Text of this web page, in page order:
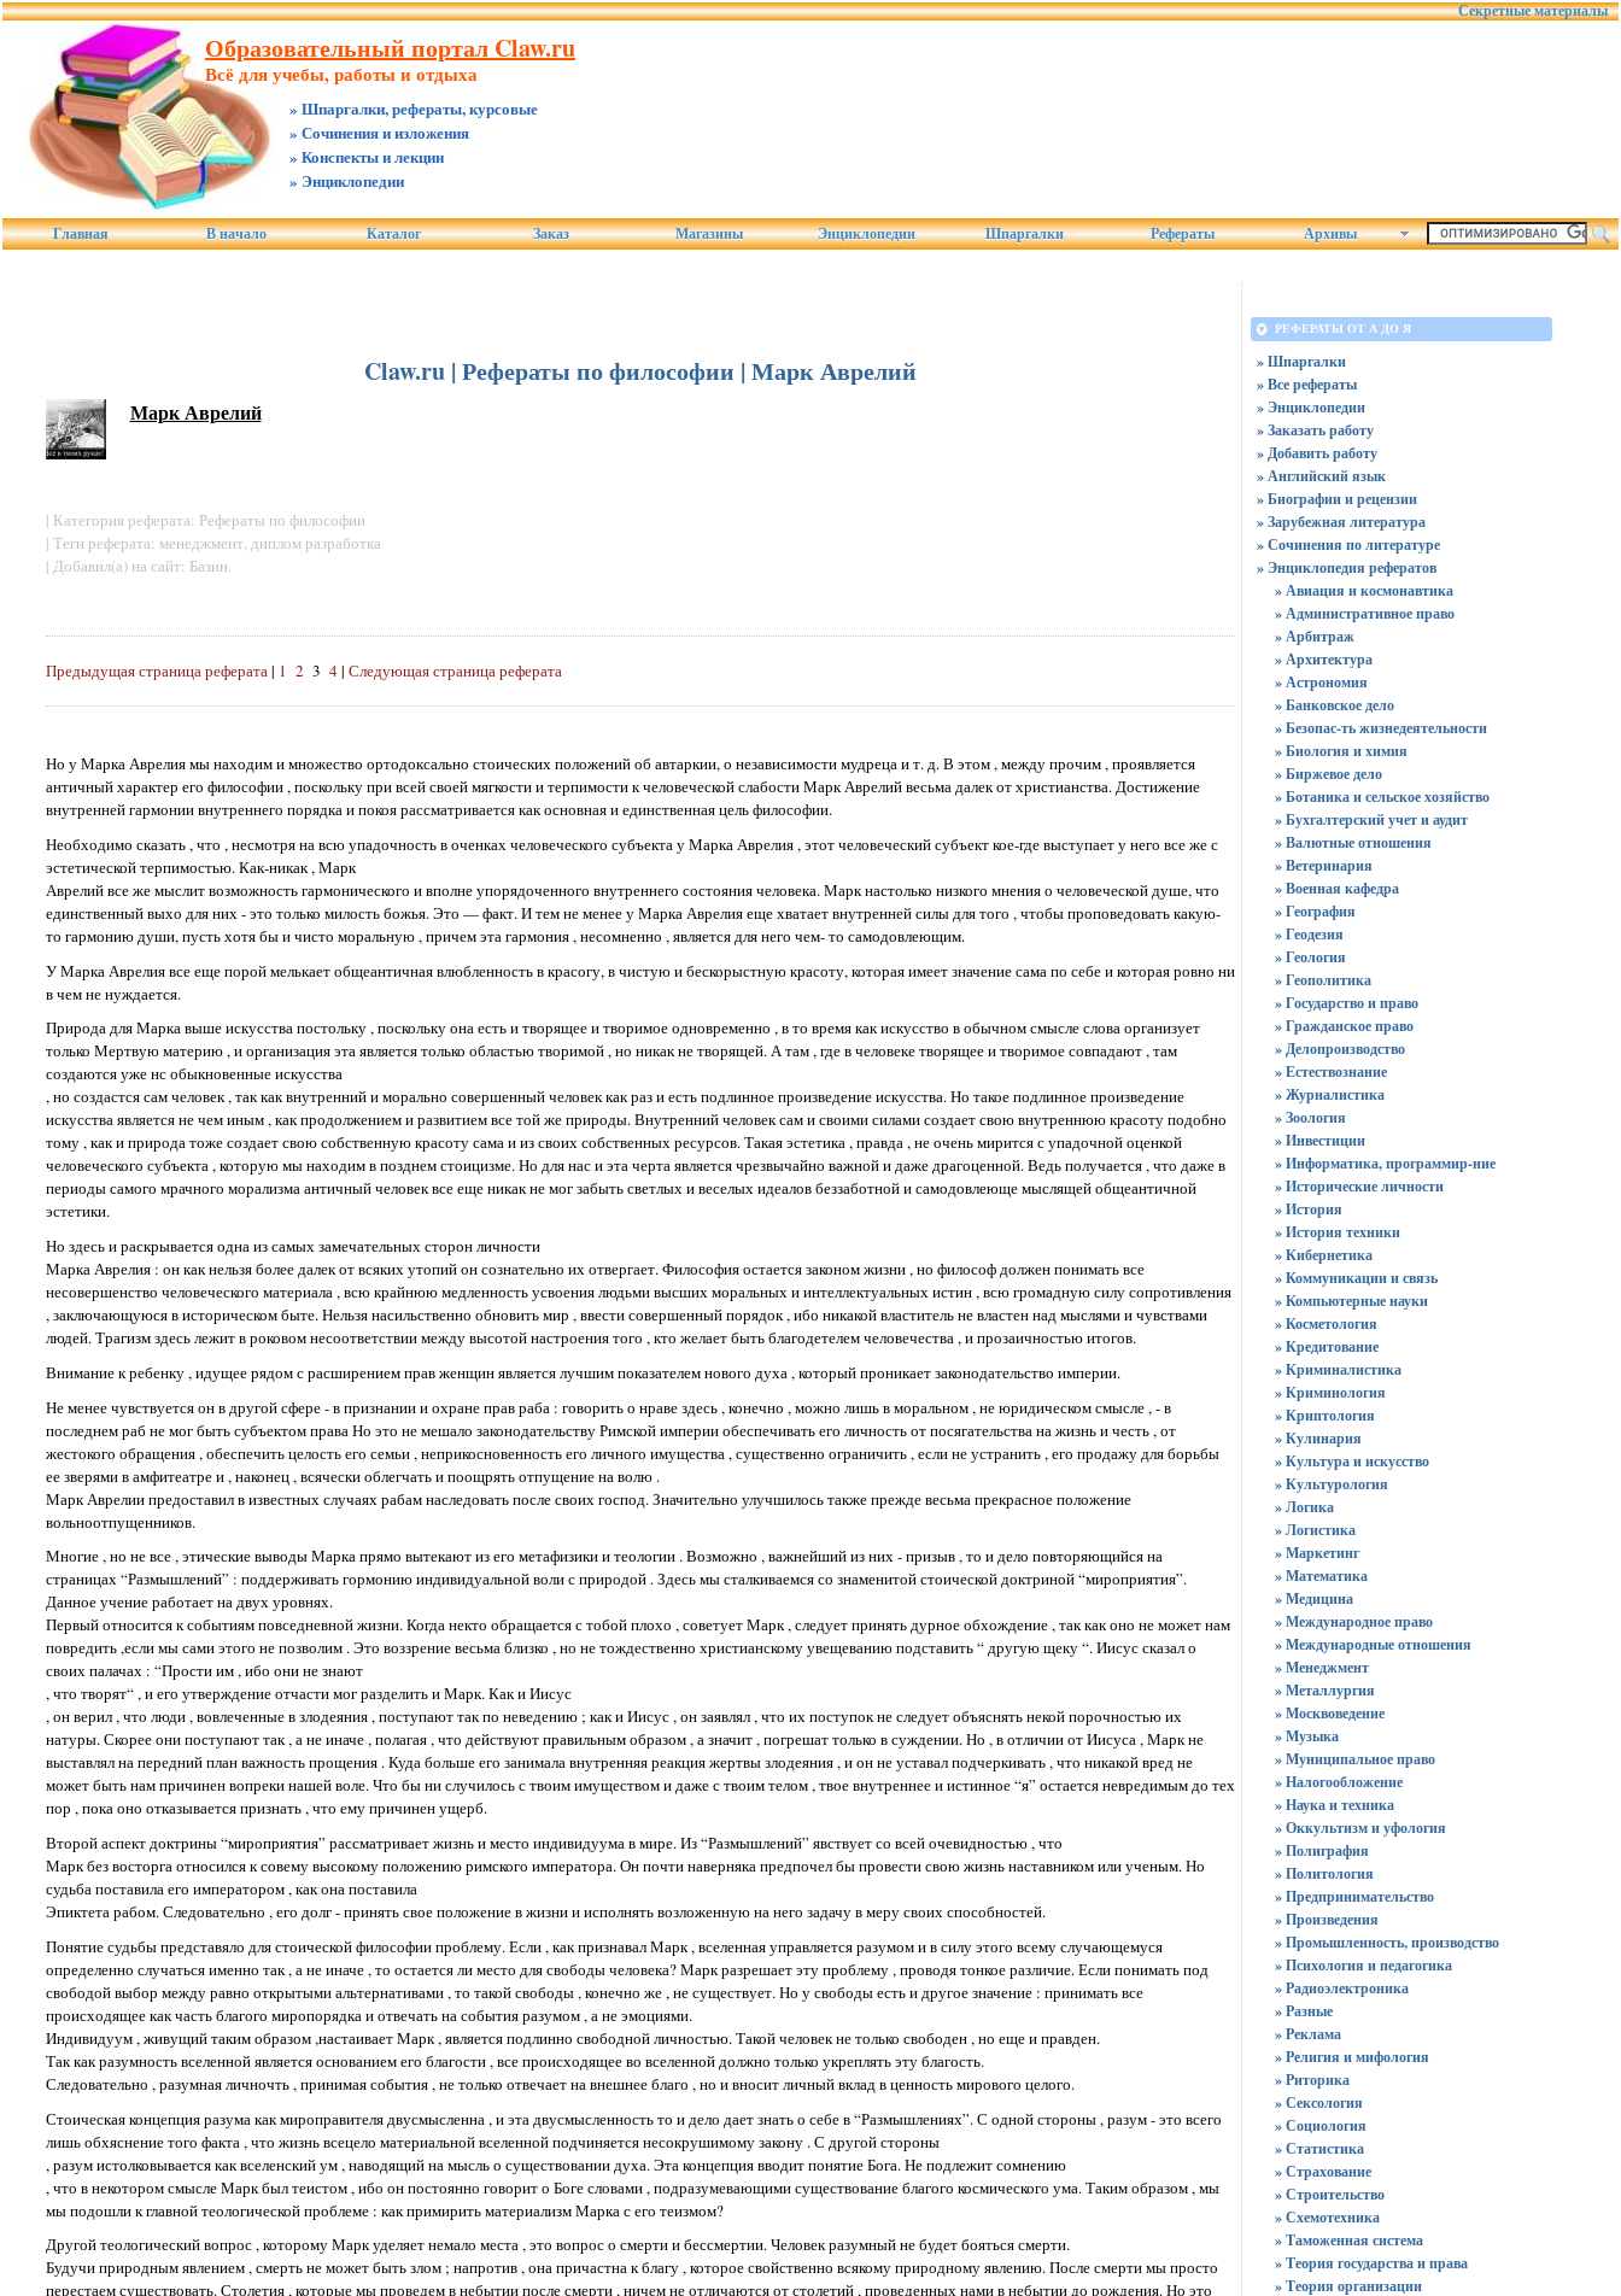
Секретные материалы
Образовательный портал Claw.ru
Всё для учебы, работы и отдыха
» Шпаргалки, рефераты, курсовые
» Сочинения и изложения
» Конспекты и лекции
» Энциклопедии
Главная В начало Каталог Заказ Магазины Энциклопедии Шпаргалки Рефераты Архивы
Claw.ru | Рефераты по философии | Марк Аврелий
Марк Аврелий
| Категория реферата: Рефераты по философии
| Теги реферата: менеджмент, диплом разработка
| Добавил(а) на сайт: Базин.
Предыдущая страница реферата| 1 2 3 4| Следующая страница реферата
Но у Марка Аврелия мы находим и множество ортодоксально стоических положений об автаркии, о независимости мудреца и т. д. В этом , между прочим , проявляется
античный характер его философии , поскольку при всей своей мягкости и терпимости к человеческой слабости Марк Аврелий весьма далек от христианства. Достижение
внутренней гармонии внутреннего порядка и покоя рассматривается как основная и единственная цель философии.
Необходимо сказать , что , несмотря на всю упадочность в оченках человеческого субъекта у Марка Аврелия , этот человеческий субъект кое-где выступает у него все же с
эстетической терпимостью. Как-никак , Марк
Аврелий все же мыслит возможность гармонического и вполне упорядоченного внутреннего состояния человека. Марк настолько низкого мнения о человеческой душе, что
единственный выхо для них - это только милость божья. Это — факт. И тем не менее у Марка Аврелия еще хватает внутренней силы для того , чтобы проповедовать какую-
то гармонию души, пусть хотя бы и чисто моральную , причем эта гармония , несомненно , является для него чем- то самодовлеющим.
У Марка Аврелия все еще порой мелькает общеантичная влюбленность в красогу, в чистую и бескорыстную красоту, которая имеет значение сама по себе и которая ровно ни
в чем не нуждается.
Природа для Марка выше искусства постольку , поскольку она есть и творящее и творимое одновременно , в то время как искусство в обычном смысле слова организует
только Мертвую материю , и организация эта является только областью творимой , но никак не творящей. А там , где в человеке творящее и творимое совпадают , там
создаются уже нс обыкновенные искусства
, но создастся сам человек , так как внутренний и морально совершенный человек как раз и есть подлинное произведение искусства. Но такое подлинное произведение
искусства является не чем иным , как продолжением и развитием все той же природы. Внутренний человек сам и своими силами создает свою внутреннюю красоту подобно
тому , как и природа тоже создает свою собственную красоту сама и из своих собственных ресурсов. Такая эстетика , правда , не очень мирится с упадочной оценкой
человеческого субъекта , которую мы находим в позднем стоицизме. Но для нас и эта черта является чрезвычайно важной и даже драгоценной. Ведь получается , что даже в
периоды самого мрачного морализма античный человек все еще никак не мог забыть светлых и веселых идеалов беззаботной и самодовлеюще мыслящей общеантичной
эстетики.
Но здесь и раскрывается одна из самых замечательных сторон личности
Марка Аврелия : он как нельзя более далек от всяких утопий он сознательно их отвергает. Философия остается законом жизни , но философ должен понимать все
несовершенство человеческого материала , всю крайнюю медленность усвоения людьми высших моральных и интеллектуальных истин , всю громадную силу сопротивления
, заключающуюся в историческом быте. Нельзя насильственно обновить мир , ввести совершенный порядок , ибо никакой властитель не властен над мыслями и чувствами
людей. Трагизм здесь лежит в роковом несоответствии между высотой настроения того , кто желает быть благодетелем человечества , и прозаичностью итогов.
Внимание к ребенку , идущее рядом с расширением прав женщин является лучшим показателем нового духа , который проникает законодательство империи.
Не менее чувствуется он в другой сфере - в признании и охране прав раба : говорить о нраве здесь , конечно , можно лишь в моральном , не юридическом смысле , - в
последнем раб не мог быть субъектом права Но это не мешало законодательству Римской империи обеспечивать его личность от посягательства на жизнь и честь , от
жестокого обращения , обеспечить целость его семьи , неприкосновенность его личного имущества , существенно ограничить , если не устранить , его продажу для борьбы
ее зверями в амфитеатре и , наконец , всячески облегчать и поощрять отпущение на волю .
Марк Аврелии предоставил в известных случаях рабам наследовать после своих господ. Значительно улучшилось также прежде весьма прекрасное положение
вольноотпущенников.
Многие , но не все , этические выводы Марка прямо вытекают из его метафизики и теологии . Возможно , важнейший из них - призыв , то и дело повторяющийся на
страницах “Размышлений” : поддерживать гормонию индивидуальной воли с природой . Здесь мы сталкиваемся со знаменитой стоической доктриной “мироприятия”.
Данное учение работает на двух уровнях.
Первый относится к событиям повседневной жизни. Когда некто обращается с тобой плохо , советует Марк , следует принять дурное обхождение , так как оно не может нам
повредить ,если мы сами этого не позволим . Это воззрение весьма близко , но не тождественно христианскому увещеванию подставить “ другую щеку “. Иисус сказал о
своих палачах : “Прости им , ибо они не знают
, что творят“ , и его утверждение отчасти мог разделить и Марк. Как и Иисус
, он верил , что люди , вовлеченные в злодеяния , поступают так по неведению ; как и Иисус , он заявлял , что их поступок не следует объяснять некой порочностью их
натуры. Скорее они поступают так , а не иначе , полагая , что действуют правильным образом , а значит , погрешат только в суждении. Но , в отличии от Иисуса , Марк не
выставлял на передний план важность прощения . Куда больше его занимала внутренняя реакция жертвы злодеяния , и он не уставал подчеркивать , что никакой вред не
может быть нам причинен вопреки нашей воле. Что бы ни случилось с твоим имуществом и даже с твоим телом , твое внутреннее и истинное “я” остается невредимым до тех
пор , пока оно отказывается признать , что ему причинен ущерб.
Второй аспект доктрины “мироприятия” рассматривает жизнь и место индивидуума в мире. Из “Размышлений” явствует со всей очевидностью , что
Марк без восторга относился к совему высокому положению римского императора. Он почти наверняка предпочел бы провести свою жизнь наставником или ученым. Но
судьба поставила его императором , как она поставила
Эпиктета рабом. Следовательно , его долг - принять свое положение в жизни и исполнять возложенную на него задачу в меру своих способностей.
Понятие судьбы представяло для стоической философии проблему. Если , как признавал Марк , вселенная управляется разумом и в силу этого всему случающемуся
определенно случаться именно так , а не иначе , то остается ли место для свободы человека? Марк разрешает эту проблему , проводя тонкое различие. Если понимать под
свободой выбор между равно открытыми альтернативами , то такой свободы , конечно же , не существует. Но у свободы есть и другое значение : принимать все
происходящее как часть благого миропорядка и отвечать на события разумом , а не эмоциями.
Индивидуум , живущий таким образом ,настаивает Марк , является подлинно свободной личностью. Такой человек не только свободен , но еще и правден.
Так как разумность вселенной является основанием его благости , все происходящее во вселенной должно только укреплять эту благость.
Следовательно , разумная личночть , принимая события , не только отвечает на внешнее благо , но и вносит личный вклад в ценность мирового целого.
Стоическая концепция разума как мироправителя двусмысленна , и эта двусмысленность то и дело дает знать о себе в “Размышлениях”. С одной стороны , разум - это всего
лишь обхяснение того факта , что жизнь всецело материальной вселенной подчиняется несокрушимому закону . С другой стороны
, разум истолковывается как вселенский ум , наводящий на мысль о существовании духа. Эта концепция вводит понятие Бога. Не подлежит сомнению
, что в некотором смысле Марк был теистом , ибо он постоянно говорит о Боге словами , подразумевающими существование благого космического ума. Таким образом , мы
мы подошли к главной теологической проблеме : как примирить материализм Марка с его теизмом?
Другой теологический вопрос , которому Марк уделяет немало места , это вопрос о смерти и бессмертии. Человек разумный не будет бояться смерти.
Будучи природным явлением , смерть не может быть злом ; напротив , она причастна к благу , которое свойственно всякому природному явлению. После смерти мы просто
перестаем существовать. Столетия , которые мы проведем в небытии после смерти , ничем не отличаются от столетий , проведенных нами в небытии до рождения. Но это
РЕФЕРАТЫ ОТ А ДО Я
» Шпаргалки
» Все рефераты
» Энциклопедии
» Заказать работу
» Добавить работу
» Английский язык
» Биографии и рецензии
» Зарубежная литература
» Сочинения по литературе
» Энциклопедия рефератов
» Авиация и космонавтика
» Административное право
» Арбитраж
» Архитектура
» Астрономия
» Банковское дело
» Безопас-ть жизнедеятельности
» Биология и химия
» Биржевое дело
» Ботаника и сельское хозяйство
» Бухгалтерский учет и аудит
» Валютные отношения
» Ветеринария
» Военная кафедра
» География
» Геодезия
» Геология
» Геополитика
» Государство и право
» Гражданское право
» Делопроизводство
» Естествознание
» Журналистика
» Зоология
» Инвестиции
» Информатика, программир-ние
» Исторические личности
» История
» История техники
» Кибернетика
» Коммуникации и связь
» Компьютерные науки
» Косметология
» Кредитование
» Криминалистика
» Криминология
» Криптология
» Кулинария
» Культура и искусство
» Культурология
» Логика
» Логистика
» Маркетинг
» Математика
» Медицина
» Международное право
» Международные отношения
» Менеджмент
» Металлургия
» Москвоведение
» Музыка
» Муниципальное право
» Налогообложение
» Наука и техника
» Оккультизм и уфология
» Полиграфия
» Политология
» Предпринимательство
» Произведения
» Промышленность, производство
» Психология и педагогика
» Радиоэлектроника
» Разные
» Реклама
» Религия и мифология
» Риторика
» Сексология
» Социология
» Статистика
» Страхование
» Строительство
» Схемотехника
» Таможенная система
» Теория государства и права
» Теория организации